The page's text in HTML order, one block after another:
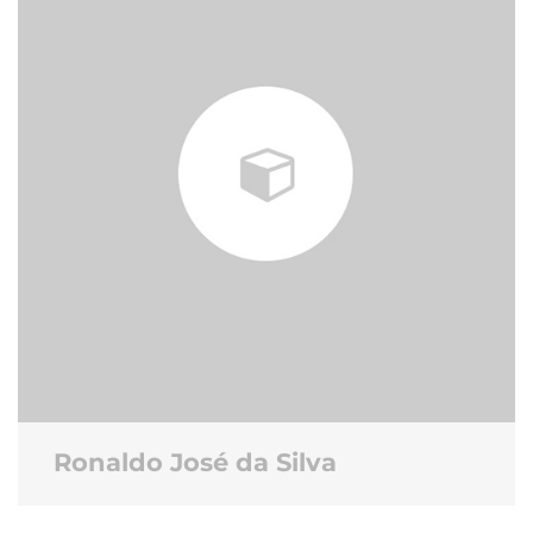
Ronaldo José da Silva